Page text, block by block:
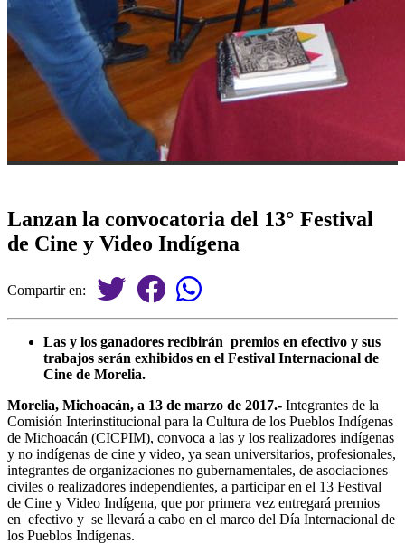
Lanzan la convocatoria del 13° Festival
de Cine y Video Indígena
Compartir en:
Las y los ganadores recibirán premios en efectivo y sus
trabajos serán exhibidos en el Festival Internacional de
Cine de Morelia.
Morelia, Michoacán, a 13 de marzo de 2017.- Integrantes de la
Comisión Interinstitucional para la Cultura de los Pueblos Indígenas
de Michoacán (CICPIM), convoca a las y los realizadores indígenas
y no indígenas de cine y video, ya sean universitarios, profesionales,
integrantes de organizaciones no gubernamentales, de asociaciones
civiles o realizadores independientes, a participar en el 13 Festival
de Cine y Video Indígena, que por primera vez entregará premios
en efectivo y se llevará a cabo en el marco del Día Internacional de
los Pueblos Indígenas.